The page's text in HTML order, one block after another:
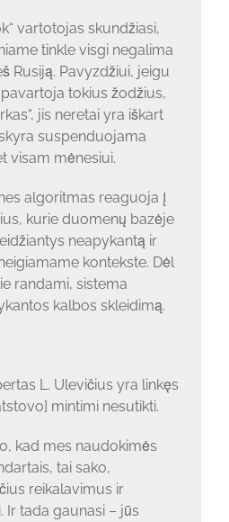
vartotojas skundžiasi,
tinkle visgi negalima
Rusiją. Pavyzdžiui, jeigu
tokius žodžius,
jis neretai yra iškart
suspenduojama
visam mėnesiui.
algoritmas reaguoja į
kurie duomenų bazėje
neapykantą ir
kontekste. Dėl
randami, sistema
kalbos skleidimą.
L. Ulevičius yra linkęs
mintimi nesutikti.
kad mes naudokimės
tai sako,
reikalavimus ir
Ir tada gaunasi – jūs